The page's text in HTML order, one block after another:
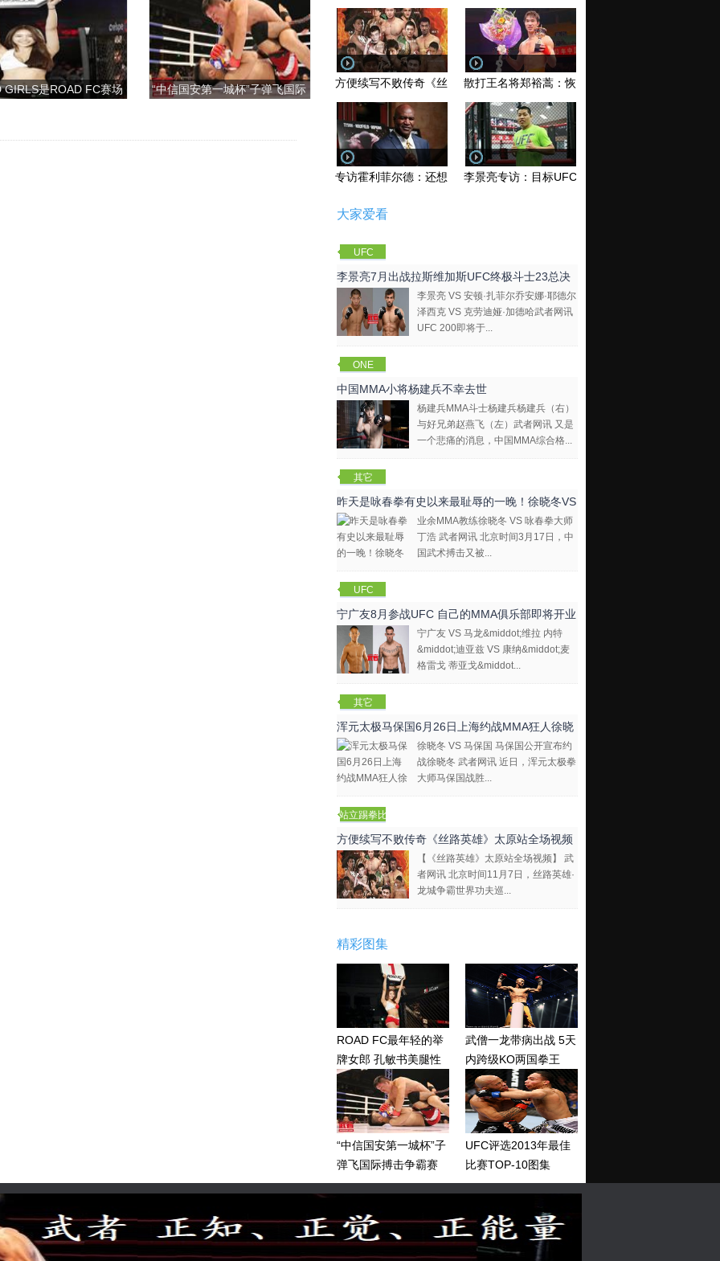
GIRLS是ROAD FC赛场
“中信国安第一城杯”子弹飞国际
方便续写不败传奇《丝路英雄》太原站全场视频
散打王名将郑裕蒿：恢复训练 有望回归擂台
专访霍利菲尔德：还想再和泰森干一架！李景亮专访：目标UFC金腰带 不做打酱油
大家爱看
UFC
李景亮7月出战拉斯维加斯UFC终极斗士23总决
李景亮 VS 安顿·扎菲尔乔安娜·耶德尔
泽西克 VS 克劳迪娅·加德哈武者网讯
UFC 200即将于...
ONE
Champions
hip
中国MMA小将杨建兵不幸去世
杨建兵MMA斗士杨建兵杨建兵（右）
与好兄弟赵燕飞（左）武者网讯 又是
一个悲痛的消息，中国MMA综合格...
其它
昨天是咏春拳有史以来最耻辱的一晚！徐晓冬VS
咏春拳大师
业余MMA教练徐晓冬 VS 咏春拳大师
丁浩 武者网讯 北京时间3月17日，中
国武术搏击又被...
UFC
宁广友8月参战UFC 自己的MMA俱乐部即将开业
宁广友 VS 马龙&middot;维拉 内特
&middot;迪亚兹 VS 康纳&middot;麦
格雷戈 蒂亚戈&middot...
其它
浑元太极马保国6月26日上海约战MMA狂人徐晓
冬
徐晓冬 VS 马保国 马保国公开宣布约
战徐晓冬 武者网讯 近日，浑元太极拳
大师马保国战胜...
站立踢拳比
赛视频
方便续写不败传奇《丝路英雄》太原站全场视频
【《丝路英雄》太原站全场视频】 武
者网讯 北京时间11月7日，丝路英雄·
龙城争霸世界功夫巡...
精彩图集
ROAD FC最年轻的举
牌女郎 孔敏书美腿性
感眼神清纯
武僧一龙带病出战 5天
内跨级KO两国拳王
“中信国安第一城杯”子
弹飞国际搏击争霸赛
UFC评选2013年最佳
比赛TOP-10图集